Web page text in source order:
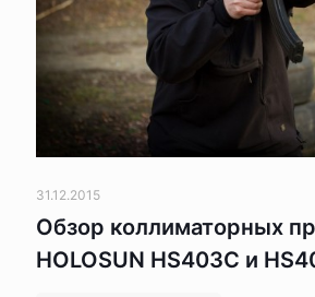
31.12.2015
Обзор коллиматорных
HOLOSUN HS403C и